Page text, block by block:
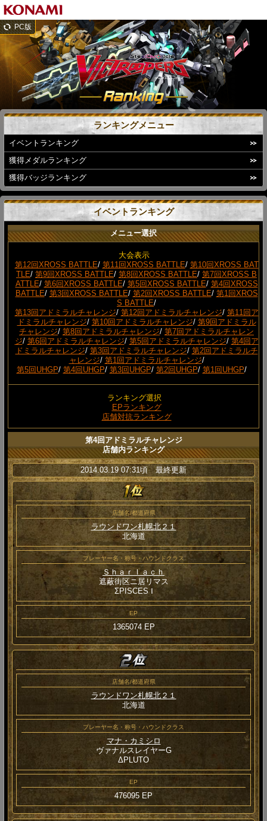
PC版
ランキングメニュー
イベントランキング
獲得メダルランキング
獲得バッジランキング
イベントランキング
メニュー選択
大会表示
第12回XROSS BATTLE/ 第11回XROSS BATTLE/ 第10回XROSS BAT
TLE/ 第9回XROSS BATTLE/ 第8回XROSS BATTLE/ 第7回XROSS B
ATTLE/ 第6回XROSS BATTLE/ 第5回XROSS BATTLE/ 第4回XROSS
BATTLE/ 第3回XROSS BATTLE/ 第2回XROSS BATTLE/ 第1回XROS
S BATTLE/
第13回アドミラルチャレンジ/ 第12回アドミラルチャレンジ/ 第11回ア
ドミラルチャレンジ/ 第10回アドミラルチャレンジ/ 第9回アドミラル
チャレンジ/ 第8回アドミラルチャレンジ/ 第7回アドミラルチャレン
ジ/ 第6回アドミラルチャレンジ/ 第5回アドミラルチャレンジ/ 第4回ア
ドミラルチャレンジ/ 第3回アドミラルチャレンジ/ 第2回アドミラルチ
ャレンジ/ 第1回アドミラルチャレンジ/
第5回UHGP/ 第4回UHGP/ 第3回UHGP/ 第2回UHGP/ 第1回UHGP/
ランキング選択
EPランキング
店舗対抗ランキング
第4回アドミラルチャレンジ
店舗内ランキング
2014.03.19 07:31頃 最終更新
店舗名/都道府県
ラウンドワン札幌北２１
北海道
プレーヤー名・称号・ハウンドクラス
Ｓｈａｒｌａｃｈ
遮蔽街区ニ居リマス
ΣPISCES Ⅰ
EP
1365074 EP
店舗名/都道府県
ラウンドワン札幌北２１
北海道
プレーヤー名・称号・ハウンドクラス
マナ・カミシロ
ヴァナルスレイヤーG
ΔPLUTO
EP
476095 EP